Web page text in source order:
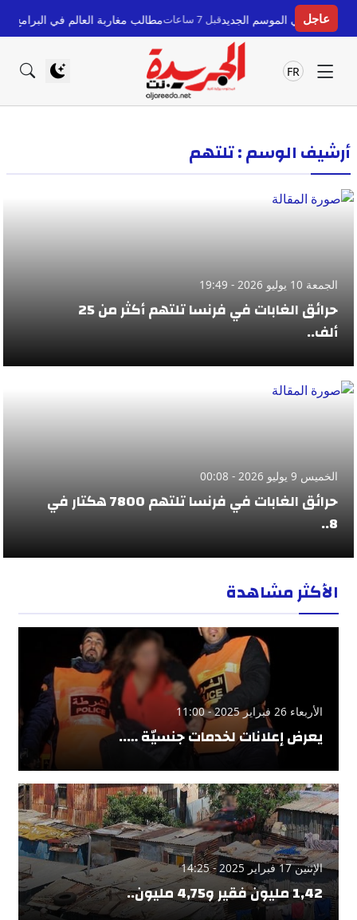
عاجل
في الموسم الجديد قبل 7 ساعات مطالب مغاربة العالم في البرامج
FR
أرشيف الوسم : تلتهم
الجمعة 10 يوليو 2026 - 19:49
حرائق الغابات في فرنسا تلتهم أكثر من 25
ألف..
الخميس 9 يوليو 2026 - 00:08
حرائق الغابات في فرنسا تلتهم 7800 هكتار في
8..
الأكثر مشاهدة
الأربعاء 26 فبراير 2025 - 11:00
يعرض إعلانات لخدمات جنسيّة …..
الإثنين 17 فبراير 2025 - 14:25
1,42 مليون فقير و4,75 مليون..